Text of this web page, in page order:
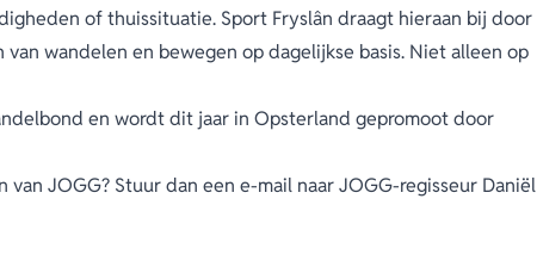
of thuissituatie. Sport Fryslân draagt hieraan bij door
wandelen en bewegen op dagelijkse basis. Niet alleen op
en wordt dit jaar in Opsterland gepromoot door
JOGG? Stuur dan een e-mail naar JOGG-regisseur Daniël